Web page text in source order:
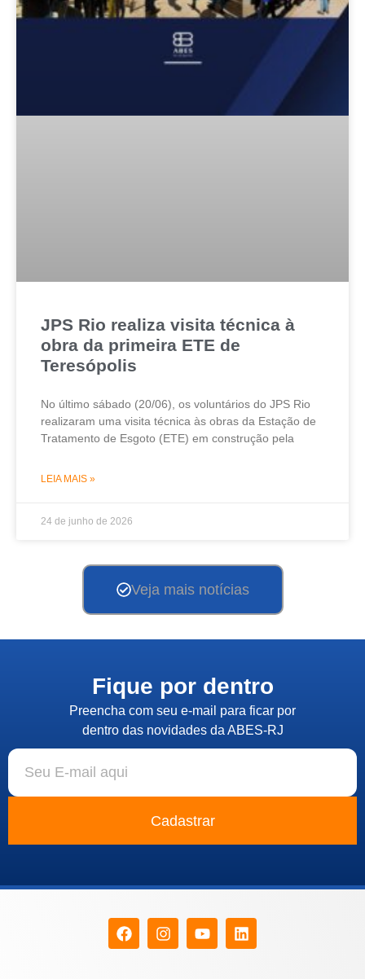
JPS Rio realiza visita técnica à
obra da primeira ETE de
Teresópolis
No último sábado (20/06), os voluntários do JPS Rio
realizaram uma visita técnica às obras da Estação de
Tratamento de Esgoto (ETE) em construção pela
LEIA MAIS »
24 de junho de 2026
Veja mais notícias
Fique por dentro
Preencha com seu e-mail para ficar por
dentro das novidades da ABES-RJ
Cadastrar